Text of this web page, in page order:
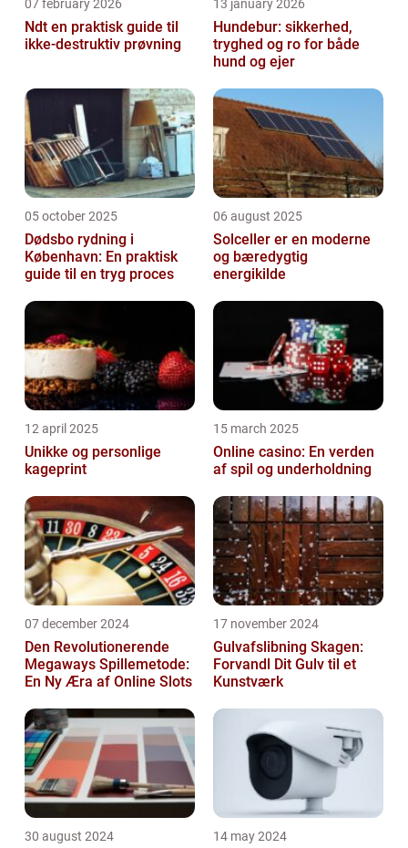
07 february 2026
Ndt en praktisk guide til
ikke-destruktiv prøvning
13 january 2026
Hundebur: sikkerhed,
tryghed og ro for både
hund og ejer
05 october 2025
Dødsbo rydning i
København: En praktisk
guide til en tryg proces
06 august 2025
Solceller er en moderne
og bæredygtig
energikilde
12 april 2025
Unikke og personlige
kageprint
15 march 2025
Online casino: En verden
af spil og underholdning
07 december 2024
Den Revolutionerende
Megaways Spillemetode:
En Ny Æra af Online Slots
17 november 2024
Gulvafslibning Skagen:
Forvandl Dit Gulv til et
Kunstværk
30 august 2024 14 may 2024